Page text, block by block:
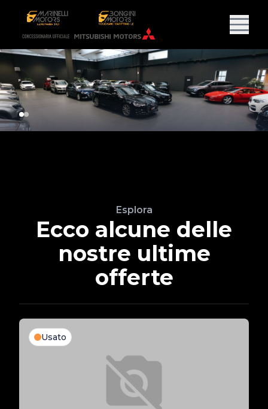
Esplora
Ecco alcune delle
nostre ultime
offerte
Usato